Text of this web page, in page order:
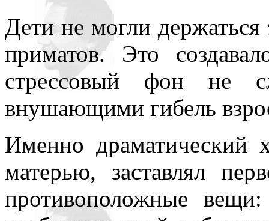
Дети не могли
приматов. Это
стрессовый фон не
внушающими гибель
Именно драматический
матерью, заставлял
противоположные